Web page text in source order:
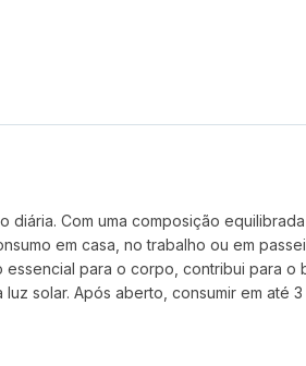
Com uma composição
em casa, no trabalho ou em
para o corpo, contribui para
solar. Após aberto, consumir em até